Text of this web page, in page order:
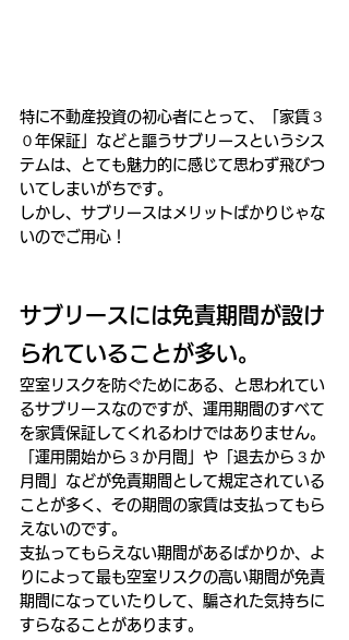
特に不動産投資の初心者にとって、「家賃３
０年保証」などと謳うサブリースというシス
テムは、とても魅力的に感じて思わず飛びつ
いてしまいがちです。
しかし、サブリースはメリットばかりじゃな
いのでご用心！
サブリースには免責期間が設け
られていることが多い。
空室リスクを防ぐためにある、と思われてい
るサブリースなのですが、運用期間のすべて
を家賃保証してくれるわけではありません。
「運用開始から３か月間」や「退去から３か
月間」などが免責期間として規定されている
ことが多く、その期間の家賃は支払ってもら
えないのです。
支払ってもらえない期間があるばかりか、よ
りによって最も空室リスクの高い期間が免責
期間になっていたりして、騙された気持ちに
すらなることがあります。